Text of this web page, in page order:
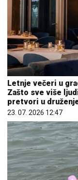
Letnje večeri u
Zašto sve više
pretvori u
23. 07. 2026 12:47